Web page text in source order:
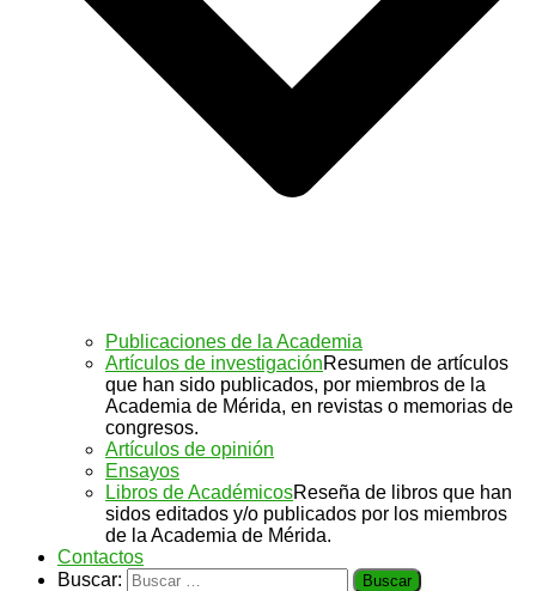
Publicaciones de la Academia
Artículos de investigaciónResumen de artículos
que han sido publicados, por miembros de la
Academia de Mérida, en revistas o memorias de
congresos.
Artículos de opinión
Ensayos
Libros de AcadémicosReseña de libros que han
sidos editados y/o publicados por los miembros
de la Academia de Mérida.
Contactos
Buscar: